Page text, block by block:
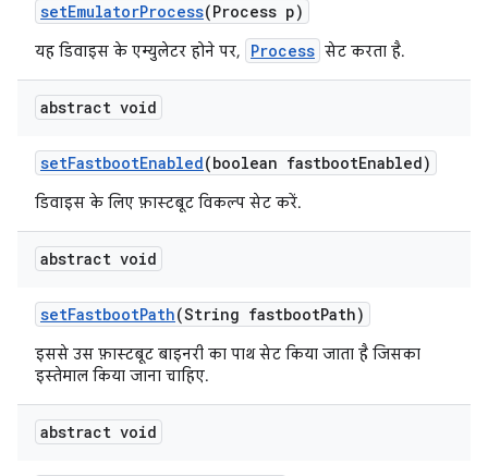
setEmulatorProcess(Process p)
यह डिवाइस के एम्युलेटर होने पर, Process सेट करता है.
abstract void
setFastbootEnabled(boolean fastbootEnabled)
डिवाइस के लिए फ़ास्टबूट विकल्प सेट करें.
abstract void
setFastbootPath(String fastbootPath)
इससे उस फ़ास्टबूट बाइनरी का पाथ सेट किया जाता है जिसका
इस्तेमाल किया जाना चाहिए.
abstract void